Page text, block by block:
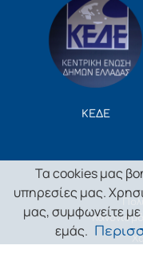
ΚΕΔΕ
Τα cookies μας
υπηρεσίες μας.
μας, συμφωνείτε
εμάς.